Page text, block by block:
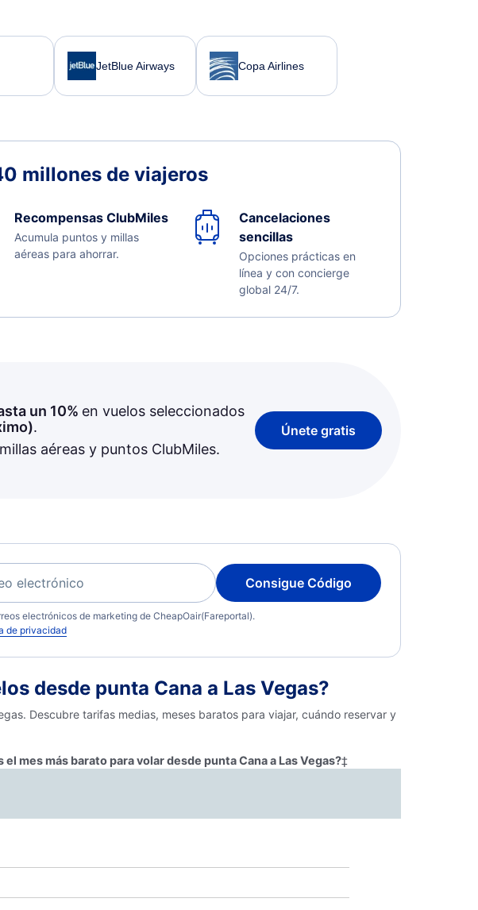
JetBlue Airways Copa Airlines
millones de viajeros
Recompensas ClubMiles
Acumula puntos y millas
aéreas para ahorrar.
Cancelaciones
sencillas
Opciones prácticas en
línea y con concierge
global 24/7.
un 10% en vuelos seleccionados
.
aéreas y puntos ClubMiles.
Únete gratis
Consigue Código
electrónicos de marketing de CheapOair(Fareportal).
de privacidad
desde punta Cana a Las Vegas?
Descubre tarifas medias, meses baratos para viajar, cuándo reservar y
el mes más barato para volar desde punta Cana a Las Vegas?‡